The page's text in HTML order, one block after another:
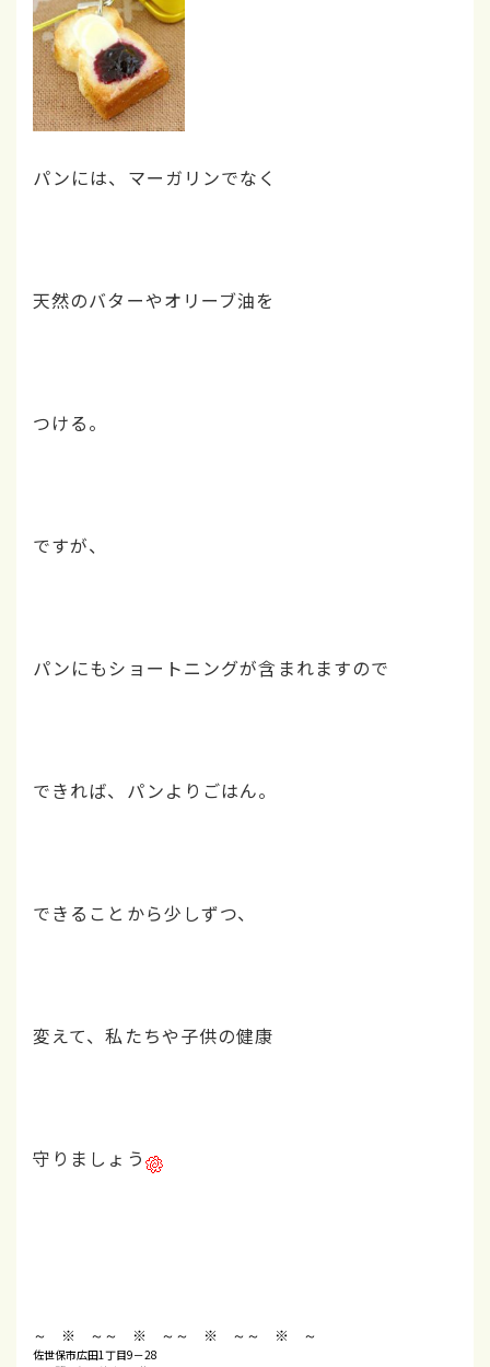
パンには、マーガリンでなく
天然のバターやオリーブ油を
つける。
ですが、
パンにもショートニングが含まれますので
できれば、パンよりごはん。
できることから少しずつ、
変えて、私たちや子供の健康
守りましょう
～ ※ ～ ～ ※ ～ ～ ※ ～ ～ ※ ～
佐世保市広田1丁目9－28